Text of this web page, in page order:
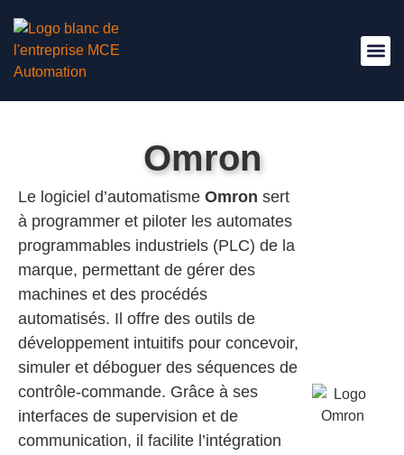
Omron
Le logiciel d’automatisme Omron sert
à programmer et piloter les automates
programmables industriels (PLC) de la
marque, permettant de gérer des
machines et des procédés
automatisés. Il offre des outils de
développement intuitifs pour concevoir,
simuler et déboguer des séquences de
contrôle-commande. Grâce à ses
interfaces de supervision et de
communication, il facilite l’intégration